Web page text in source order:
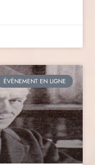
ÉVÈNEMENT EN LIGNE